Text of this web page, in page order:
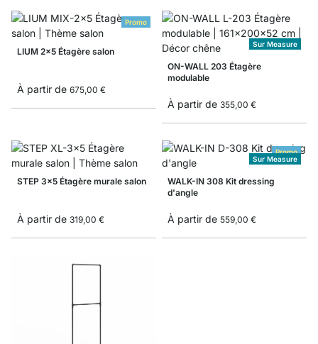
Promo
LIUM 2x5 Étagère salon
À partir de 675,00 €
Sur Measure
ON-WALL 203 Étagère
modulable
À partir de 355,00 €
STEP 3x5 Étagère murale salon
À partir de 319,00 €
Promo
Sur Measure
WALK-IN 308 Kit dressing
d'angle
À partir de 559,00 €